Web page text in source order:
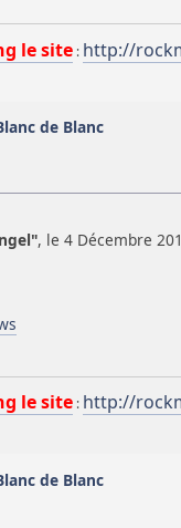
le site: http://
de Blanc
, le 4 Décembre
le site: http://
de Blanc